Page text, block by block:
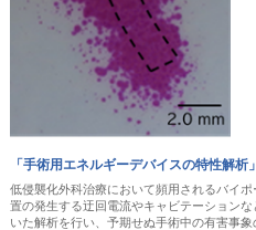
「手術用エネルギーデバイスの特性解析」
低侵襲化外科治療において頻用されるバイ
置の発生する迂回電流やキャビテーション
いた解析を行い、予期せぬ手術中の有害事